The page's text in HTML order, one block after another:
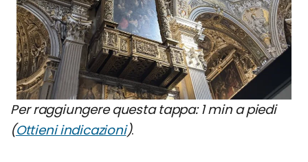
Per raggiungere questa tappa: 1 min a piedi
(Ottieni indicazioni).